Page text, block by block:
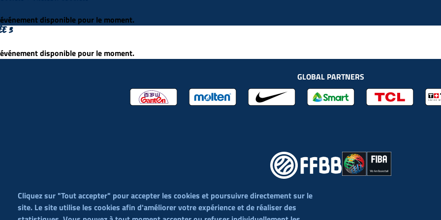
disponible pour le moment.
3
disponible pour le moment.
Cliquez sur "Tout accepter" pour accepter les cookies et poursuivre directement sur le
site. Le site utilise les cookies afin d'améliorer votre expérience et de réaliser des
GLOBAL PARTNERS
Menu
Contact Conditions Générales de Vente